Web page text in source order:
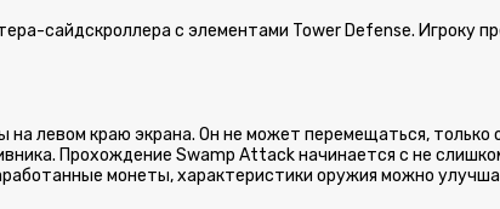
сайдскроллера с элементами Tower Defense. Игроку
левом краю экрана. Он не может перемещаться,
Прохождение Swamp Attack начинается с не
монеты, характеристики оружия можно